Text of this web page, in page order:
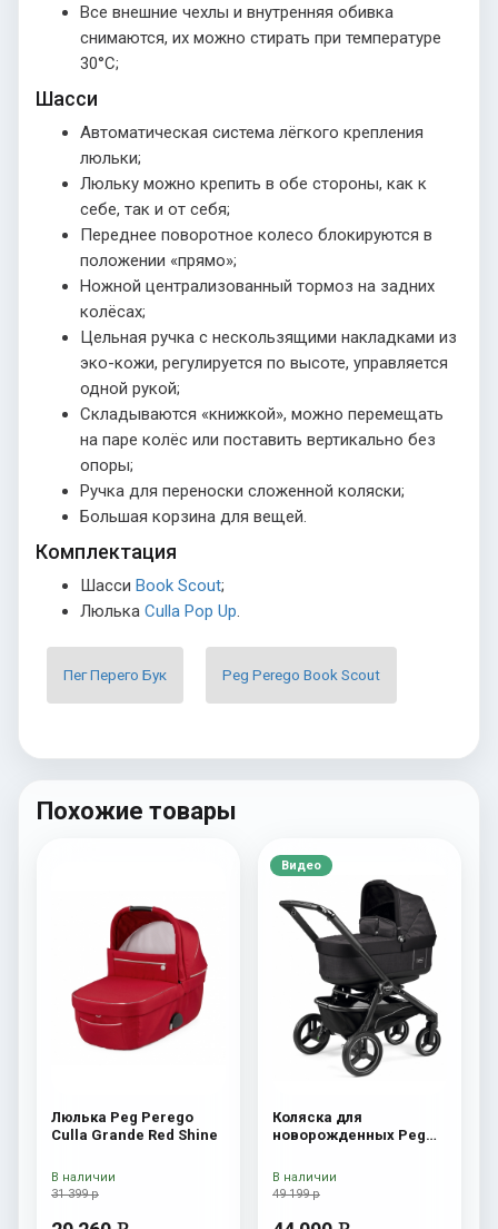
Все внешние чехлы и внутренняя обивка
снимаются, их можно стирать при температуре
30°С;
Шасси
Автоматическая система лёгкого крепления
люльки;
Люльку можно крепить в обе стороны, как к
себе, так и от себя;
Переднее поворотное колесо блокируются в
положении «прямо»;
Ножной централизованный тормоз на задних
колёсах;
Цельная ручка с нескользящими накладками из
эко-кожи, регулируется по высоте, управляется
одной рукой;
Складываются «книжкой», можно перемещать
на паре колёс или поставить вертикально без
опоры;
Ручка для переноски сложенной коляски;
Большая корзина для вещей.
Комплектация
Шасси Book Scout;
Люлька Culla Pop Up
Пег Перего Бук Peg Perego Book Scout
Похожие товары
Люлька Peg Perego
Culla Grande Red Shine
31 399 р
В наличии
Видео
Коляска для
новорожденных Peg
Onyx
49 199 р
В наличии